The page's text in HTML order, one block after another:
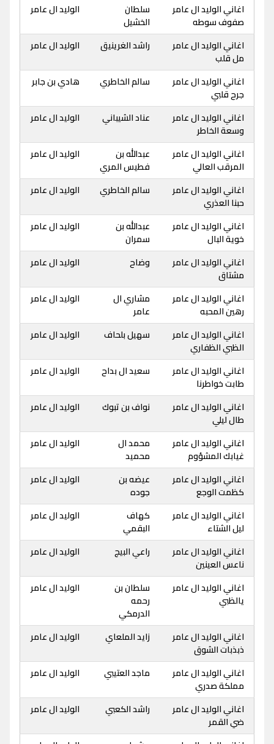
اغاني الوليد ال عامر
صفوف سوطه
سلطان
الخشيل
الوليد ال عامر
اغاني الوليد ال عامر
مل قلب
راشد الغرينيق الوليد ال عامر
اغاني الوليد ال عامر
جرح قلبي
سالم الخاطري هادي بن جابر
اغاني الوليد ال عامر
وسعة الخاطر
عناد الشيباني الوليد ال عامر
اغاني الوليد ال عامر
المرقب العالي
عبدالله بن
فطيس المري
الوليد ال عامر
اغاني الوليد ال عامر
حبنا العذري
سالم الخاطري الوليد ال عامر
اغاني الوليد ال عامر
خوية البال
عبدالله بن
سمران
الوليد ال عامر
اغاني الوليد ال عامر
مشتاق
وضاح الوليد ال عامر
اغاني الوليد ال عامر
رهين المحبه
مشاري ال
عامر
الوليد ال عامر
اغاني الوليد ال عامر
الظبي الظفاري
سهيل بلحاف الوليد ال عامر
اغاني الوليد ال عامر
طابت خواطرنا
سعيد ال بداح الوليد ال عامر
اغاني الوليد ال عامر
طال ليلي
نواف بن تبوك الوليد ال عامر
اغاني الوليد ال عامر
غيابك المشؤوم
محمد ال
محميد
الوليد ال عامر
اغاني الوليد ال عامر
كظمت الوجع
عيضه بن
جوده
الوليد ال عامر
اغاني الوليد ال عامر
ليل الشتاء
كهاف
البقمي
الوليد ال عامر
اغاني الوليد ال عامر
ناعس العينين
راعي البيج الوليد ال عامر
اغاني الوليد ال عامر
يالظبي
سلطان بن
رحمه
الدرمكي
الوليد ال عامر
اغاني الوليد ال عامر
ذبذبات الشوق
زايد الملعاي الوليد ال عامر
اغاني الوليد ال عامر
مملكة صدري
ماجد العتيبي الوليد ال عامر
اغاني الوليد ال عامر
ضي القمر
راشد الكعبي الوليد ال عامر